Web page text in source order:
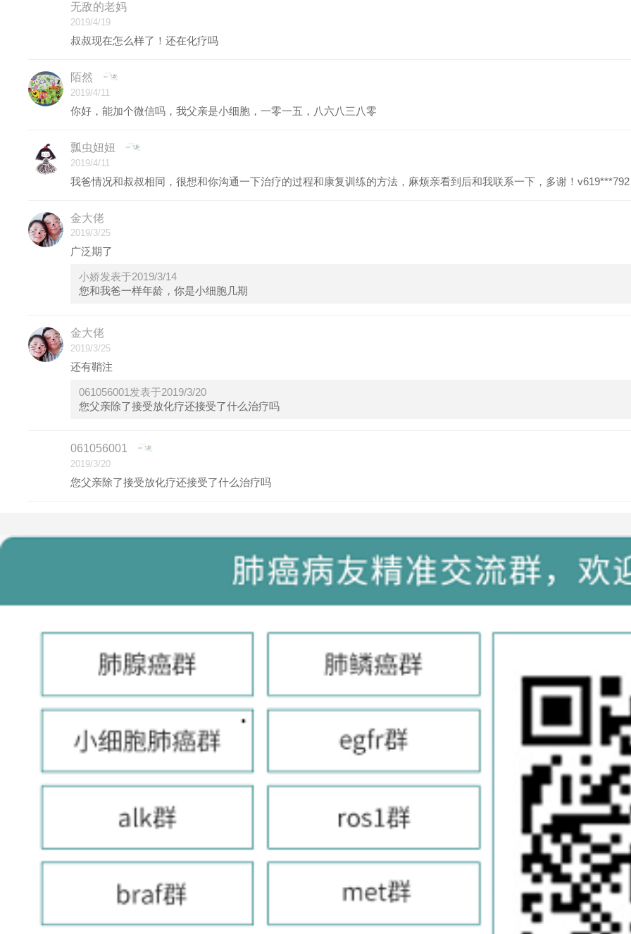
无敌的老妈
2019/4/19
叔叔现在怎么样了！还在化疗吗
陌然
2019/4/11
你好，能加个微信吗，我父亲是小细胞，一零一五，八六八三八零
瓢虫妞妞
2019/4/11
我爸情况和叔叔相同，很想和你沟通一下治疗的过程和康复训练的方法，麻烦亲看到后和我联系一下，多谢！v619***792
金大佬
2019/3/25
广泛期了
小娇发表于2019/3/14
您和我爸一样年龄，你是小细胞几期
金大佬
2019/3/25
还有鞘注
061056001发表于2019/3/20
您父亲除了接受放化疗还接受了什么治疗吗
061056001
2019/3/20
您父亲除了接受放化疗还接受了什么治疗吗